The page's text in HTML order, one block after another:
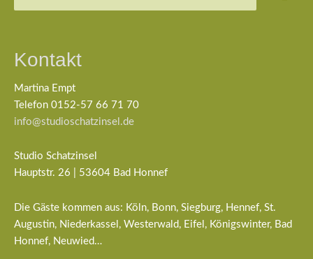
Kontakt
Martina Empt
Telefon 0152-57 66 71 70
info@studioschatzinsel.de
Studio Schatzinsel
Hauptstr. 26 | 53604 Bad Honnef
Die Gäste kommen aus: Köln, Bonn, Siegburg, Hennef, St.
Augustin, Niederkassel, Westerwald, Eifel, Königswinter, Bad
Honnef, Neuwied…